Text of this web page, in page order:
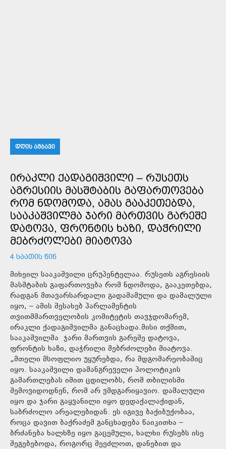
ᲓᲦᲘᲡ ᲐᲛᲑᲐᲕᲘ
ᲘᲠᲐᲙᲚᲘ ᲥᲐᲓᲐᲒᲘᲨᲕᲘᲚᲘ – ᲠᲣᲡᲔᲗᲡ
ᲐᲒᲠᲔᲡᲘᲘᲡ ᲛᲐᲡᲨᲢᲐᲑᲘᲡ ᲒᲐᲤᲐᲠᲗᲝᲕᲔᲑᲐ
ᲠᲝᲛ ᲜᲓᲝᲛᲝᲓᲐ, ᲐᲛᲐᲡ ᲒᲐᲐᲙᲔᲗᲔᲑᲓᲐ,
ᲡᲐᲐᲙᲐᲨᲕᲘᲚᲛᲐ ᲯᲐᲠᲘ ᲛᲐᲠᲗᲕᲘᲡ ᲒᲐᲠᲔᲨᲔ
ᲓᲐᲢᲝᲕᲐ, ᲤᲠᲝᲜᲢᲘᲡ ᲮᲐᲖᲘ, ᲓᲐᲭᲠᲘᲚᲘ
ᲛᲔᲑᲠᲫᲝᲚᲔᲑᲘ ᲛᲘᲐᲢᲝᲕᲐ
4 ᲡᲐᲐᲗᲘᲡ ᲬᲘᲜ
მიხეილ სააკაშვილი ცრუპენტელაა. რუსეთს აგრესიის
მასშტაბის გაფართოვება რომ ნდომოდა, გააკეთებდა,
რადგან მთავარსარდალი გადამამული და დამალული
იყო, – ამის შესახებ პარლამენტის
თვითმმართველობის კომიტეტის თავჯდომარემ,
ირაკლი ქადაგიშვილმა განაცხადა.მისი თქმით,
სააკაშვილმა ჯარი მართვის გარეშე დატოვა,
ფრონტის ხაზი, დაჭრილი მებრძოლები მიატოვა.
„მთელი მსოფლიო უყურებდა, რა მდგომარეობაშიც
იყო. სააკაშვილი დამანგრეველი პოლოტიკის
გამართლებას იმით ცდილობს, რომ თბილისში
შემოვიდოდნენ, რომ არ ვმდგარიყავიო. დამალული
იყო და ჯარი გაყვანილი იყო დედაქალაქიდან,
საბრძოლო არეალებიდან. ეს იგივე ბაქიბუქობაა,
როცა დავით ბაქრაძემ განცხადება წაიკითხა –
ბრძანება ხალხზე იყო გაცემული, ხალხი რუსებს ისე
შეგებებოდა, როგორც შეეძლოთ, დანებით და